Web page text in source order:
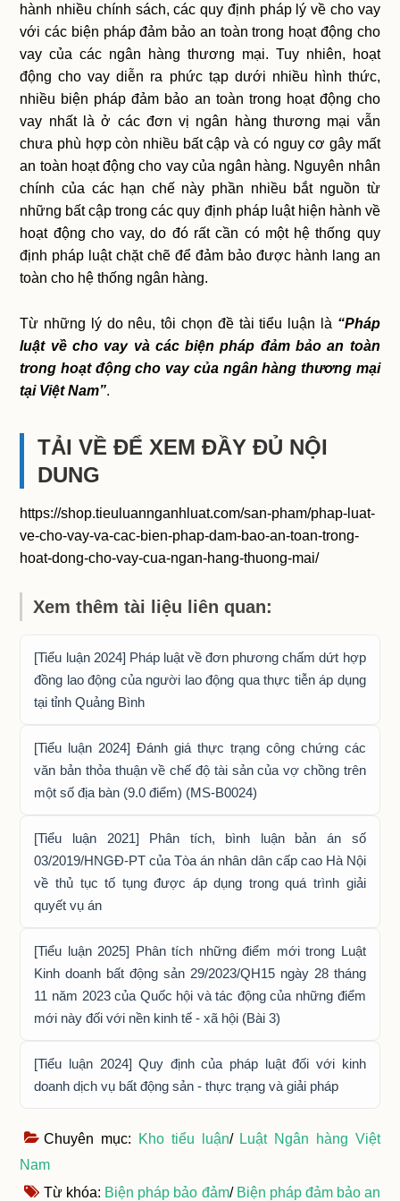
hành nhiều chính sách, các quy định pháp lý về cho vay
với các biện pháp đảm bảo an toàn trong hoạt động cho
vay của các ngân hàng thương mại. Tuy nhiên, hoạt
động cho vay diễn ra phức tạp dưới nhiều hình thức,
nhiều biện pháp đảm bảo an toàn trong hoạt động cho
vay nhất là ở các đơn vị ngân hàng thương mại vẫn
chưa phù hợp còn nhiều bất cập và có nguy cơ gây mất
an toàn hoạt động cho vay của ngân hàng. Nguyên nhân
chính của các hạn chế này phần nhiều bắt nguồn từ
những bất cập trong các quy định pháp luật hiện hành về
hoạt động cho vay, do đó rất cần có một hệ thống quy
định pháp luật chặt chẽ để đảm bảo được hành lang an
toàn cho hệ thống ngân hàng.
Từ những lý do nêu, tôi chọn đề tài tiểu luận là “Pháp
luật về cho vay và các biện pháp đảm bảo an toàn
trong hoạt động cho vay của ngân hàng thương mại
tại Việt Nam”.
TẢI VỀ ĐỂ XEM ĐẦY ĐỦ NỘI
DUNG
https://shop.tieuluannganhluat.com/san-pham/phap-luat-
ve-cho-vay-va-cac-bien-phap-dam-bao-an-toan-trong-
hoat-dong-cho-vay-cua-ngan-hang-thuong-mai/
Xem thêm tài liệu liên quan:
[Tiểu luận 2024] Pháp luật về đơn phương chấm dứt hợp
đồng lao động của người lao động qua thực tiễn áp dụng
tại tỉnh Quảng Bình
[Tiểu luận 2024] Đánh giá thực trạng công chứng các
văn bản thỏa thuận về chế độ tài sản của vợ chồng trên
một số địa bàn (9.0 điểm) (MS-B0024)
[Tiểu luận 2021] Phân tích, bình luận bản án số
03/2019/HNGĐ-PT của Tòa án nhân dân cấp cao Hà Nội
về thủ tục tố tụng được áp dụng trong quá trình giải
quyết vụ án
[Tiểu luận 2025] Phân tích những điểm mới trong Luật
Kinh doanh bất động sản 29/2023/QH15 ngày 28 tháng
11 năm 2023 của Quốc hội và tác động của những điểm
mới này đối với nền kinh tế - xã hội (Bài 3)
[Tiểu luận 2024] Quy định của pháp luật đối với kinh
doanh dịch vụ bất động sản - thực trạng và giải pháp
Chuyên mục: Kho tiểu luận/ Luật Ngân hàng Việt
Nam
Từ khóa: Biện pháp bảo đảm/ Biện pháp đảm bảo an